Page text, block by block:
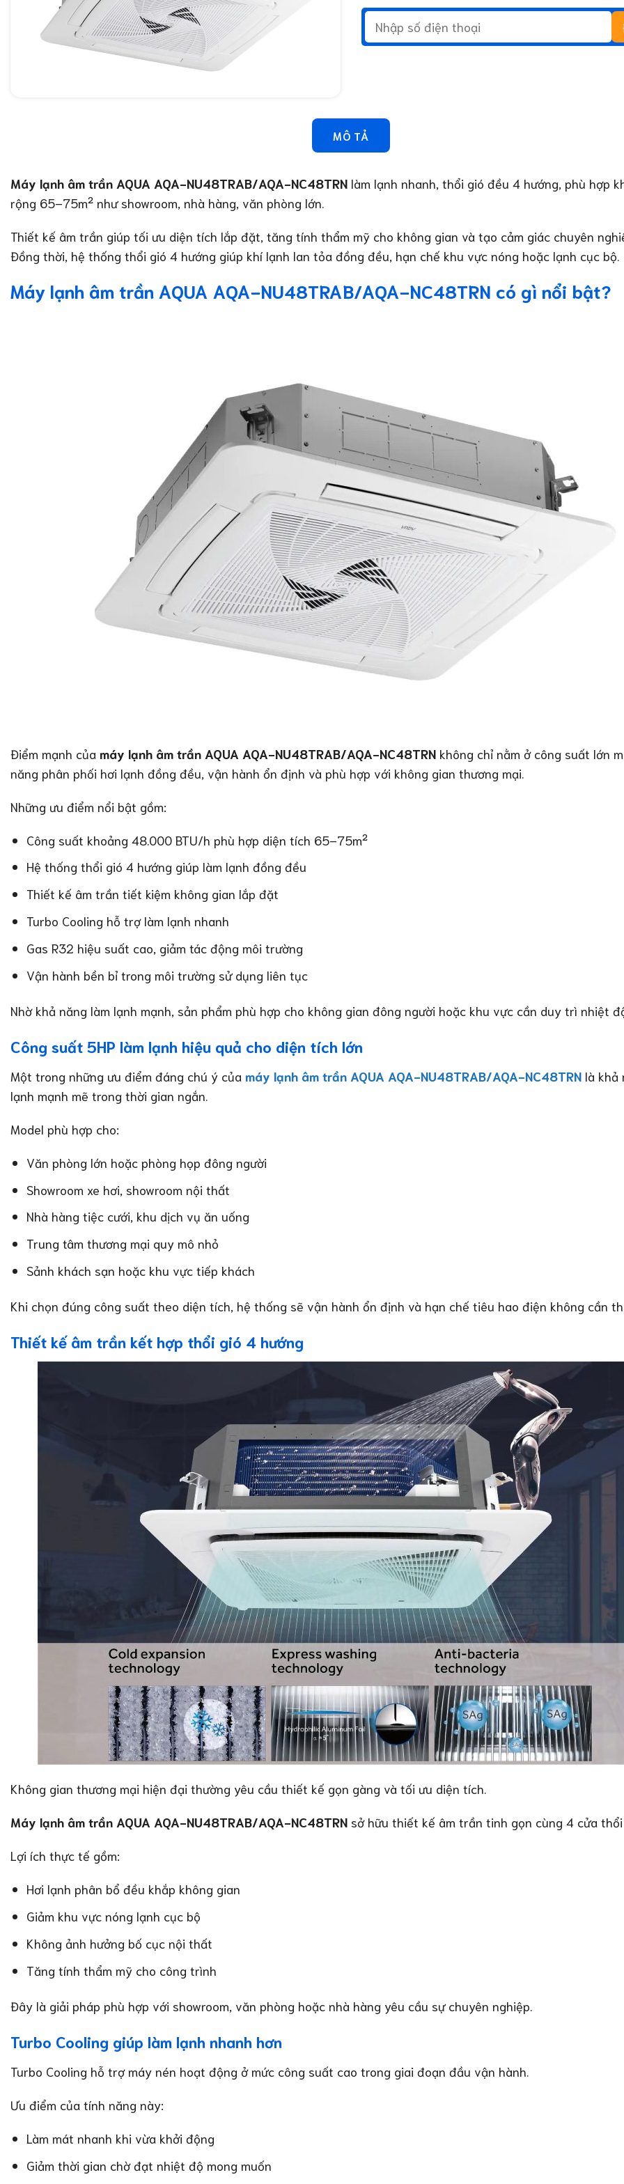
MÔ TẢ
Máy lạnh âm trần AQUA AQA-NU48TRAB/AQA-NC48TRN làm lạnh nhanh, thổi gió đều 4 hướng, phù hợp
rộng 65–75m² như showroom, nhà hàng, văn phòng lớn.
Thiết kế âm trần giúp tối ưu diện tích lắp đặt, tăng tính thẩm mỹ cho không gian và tạo cảm giác chuyên
Đồng thời, hệ thống thổi gió 4 hướng giúp khí lạnh lan tỏa đồng đều, hạn chế khu vực nóng hoặc lạnh cục bộ.
Máy lạnh âm trần AQUA AQA-NU48TRAB/AQA-NC48TRN có gì nổi bật?
Điểm mạnh của máy lạnh âm trần AQUA AQA-NU48TRAB/AQA-NC48TRN không chỉ nằm ở công suất lớn
năng phân phối hơi lạnh đồng đều, vận hành ổn định và phù hợp với không gian thương mại.
Những ưu điểm nổi bật gồm:
Công suất khoảng 48.000 BTU/h phù hợp diện tích 65–75m²
Hệ thống thổi gió 4 hướng giúp làm lạnh đồng đều
Thiết kế âm trần tiết kiệm không gian lắp đặt
Turbo Cooling hỗ trợ làm lạnh nhanh
Gas R32 hiệu suất cao, giảm tác động môi trường
Vận hành bền bỉ trong môi trường sử dụng liên tục
Nhờ khả năng làm lạnh mạnh, sản phẩm phù hợp cho không gian đông người hoặc khu vực cần duy trì nhiệt
Công suất 5HP làm lạnh hiệu quả cho diện tích lớn
Một trong những ưu điểm đáng chú ý của máy lạnh âm trần AQUA AQA-NU48TRAB/AQA-NC48TRN là khả
lạnh mạnh mẽ trong thời gian ngắn.
Model phù hợp cho:
Văn phòng lớn hoặc phòng họp đông người
Showroom xe hơi, showroom nội thất
Nhà hàng tiệc cưới, khu dịch vụ ăn uống
Trung tâm thương mại quy mô nhỏ
Sảnh khách sạn hoặc khu vực tiếp khách
Khi chọn đúng công suất theo diện tích, hệ thống sẽ vận hành ổn định và hạn chế tiêu hao điện không cần
Thiết kế âm trần kết hợp thổi gió 4 hướng
Không gian thương mại hiện đại thường yêu cầu thiết kế gọn gàng và tối ưu diện tích.
Máy lạnh âm trần AQUA AQA-NU48TRAB/AQA-NC48TRN sở hữu thiết kế âm trần tinh gọn cùng 4 cửa
Lợi ích thực tế gồm:
Hơi lạnh phân bổ đều khắp không gian
Giảm khu vực nóng lạnh cục bộ
Không ảnh hưởng bố cục nội thất
Tăng tính thẩm mỹ cho công trình
Đây là giải pháp phù hợp với showroom, văn phòng hoặc nhà hàng yêu cầu sự chuyên nghiệp.
Turbo Cooling giúp làm lạnh nhanh hơn
Turbo Cooling hỗ trợ máy nén hoạt động ở mức công suất cao trong giai đoạn đầu vận hành.
Ưu điểm của tính năng này:
Làm mát nhanh khi vừa khởi động
Giảm thời gian chờ đạt nhiệt độ mong muốn